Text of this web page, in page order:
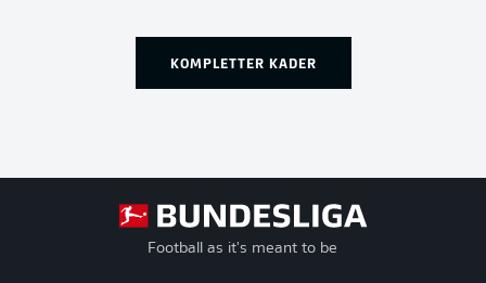
KOMPLETTER KADER
Football as it's meant to be